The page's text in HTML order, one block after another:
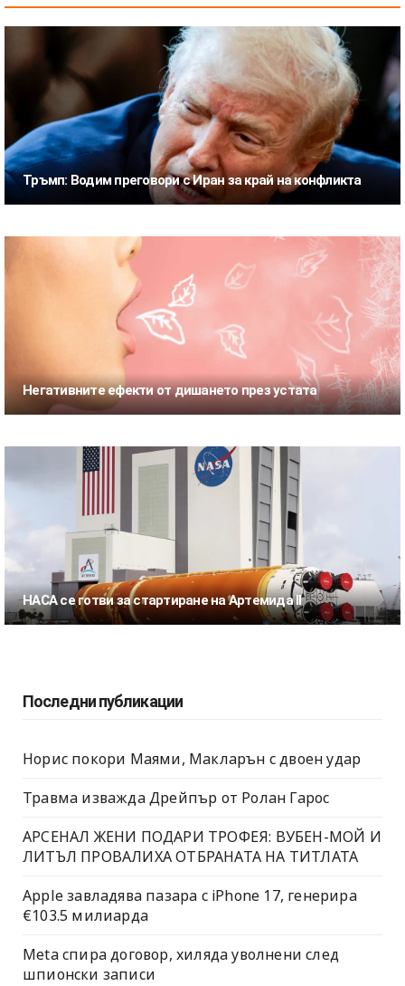
Тръмп: Водим преговори с Иран за край на конфликта
Негативните ефекти от дишането през устата
НАСА се готви за стартиране на Артемида II
Последни публикации
Норис покори Маями, Макларън с двоен удар
Травма изважда Дрейпър от Ролан Гарос
АРСЕНАЛ ЖЕНИ ПОДАРИ ТРОФЕЯ: ВУБЕН-МОЙ И
ЛИТЪЛ ПРОВАЛИХА ОТБРАНАТА НА ТИТЛАТА
Apple завладява пазара с iPhone 17, генерира
€103.5 милиарда
Meta спира договор, хиляда уволнени след
шпионски записи